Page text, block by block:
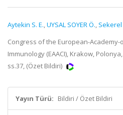
Aytekin S. E.,UYSAL SOYER Ö., Sekerel
Congress of the European-Academy-
Immunology (EAACI), Krakow,
ss.37, (Özet Bildiri)
Yayın Türü: Bildiri / Özet Bildiri